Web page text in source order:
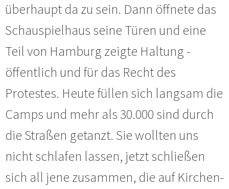
überhaupt da zu sein. Dann öffnete das
Schauspielhaus seine Türen und eine
Teil von Hamburg zeigte Haltung -
öffentlich und für das Recht des
Protestes. Heute füllen sich langsam die
Camps und mehr als 30.000 sind durch
die Straßen getanzt. Sie wollten uns
nicht schlafen lassen, jetzt schließen
sich all jene zusammen, die auf Kirchen-